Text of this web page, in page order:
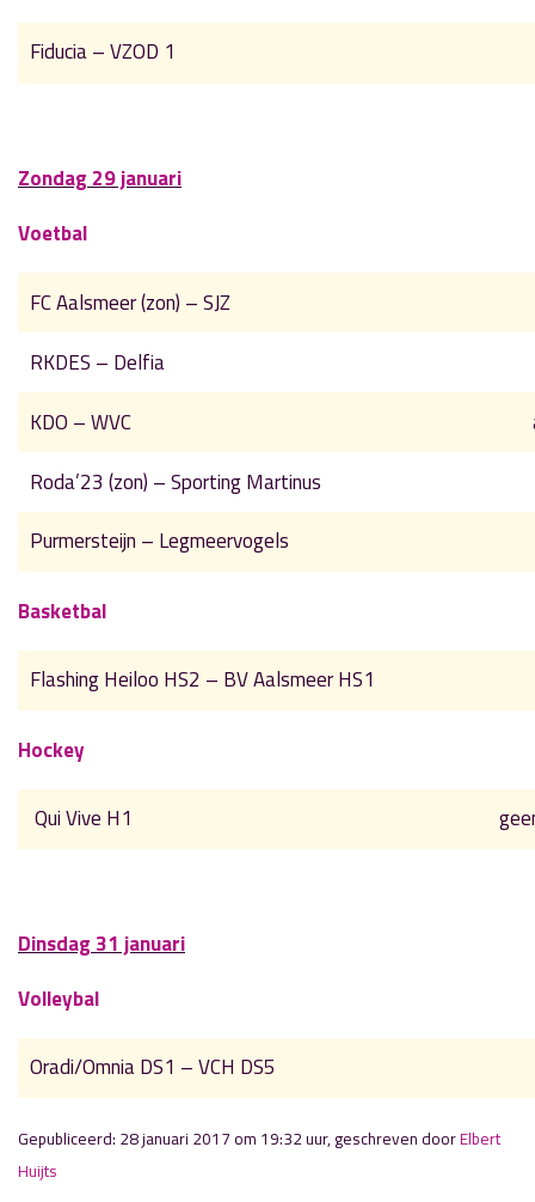
Fiducia – VZOD 1
Zondag 29 januari
Voetbal
FC Aalsmeer (zon) – SJZ
RKDES – Delfia
KDO – WVC
Roda’23 (zon) – Sporting Martinus
Purmersteijn – Legmeervogels
Basketbal
Flashing Heiloo HS2 – BV Aalsmeer HS1
Hockey
Qui Vive H1
Dinsdag 31 januari
Volleybal
Oradi/Omnia DS1 – VCH DS5
Gepubliceerd: 28 januari 2017 om 19:32 uur, geschreven doorElbert
Huijts